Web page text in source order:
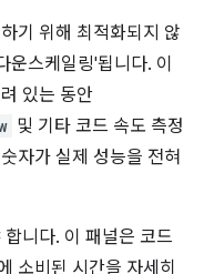
기 위해 최적화되지 않
스케일링'됩니다. 이
있는 동안
및 기타 코드 속도 측정
자가 실제 성능을 전혀
합니다. 이 패널은 코드
소비된 시간을 자세히